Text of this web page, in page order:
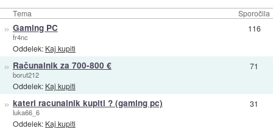
Tema Sporočila
» Gaming PC
fr4nc
Oddelek: Kaj kupiti
116
» Računalnik za 700-800 €
borut212
Oddelek: Kaj kupiti
71
» kateri racunalnik kupiti ? (gaming pc)
luka66_6
Oddelek: Kaj kupiti
31